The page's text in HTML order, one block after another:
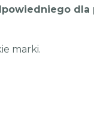
marki.